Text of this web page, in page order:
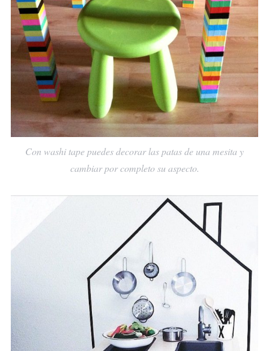
Con washi tape puedes decorar las patas de una mesita y
cambiar por completo su aspecto.